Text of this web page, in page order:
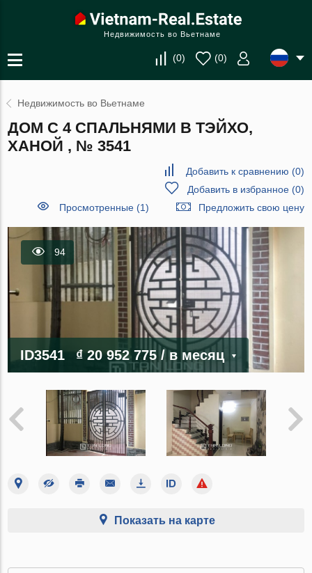
Недвижимость во Вьетнаме
(0) (0)
Недвижимость во Вьетнаме
ДОМ С 4 СПАЛЬНЯМИ В ТЭЙХО,
ХАНОЙ , № 3541
Добавить к сравнению (0)
Добавить в избранное(0)
Просмотренные (1)
Предложить свою цену
94
ID3541 ₫ 20 952 775/ в месяц
Показать на карте